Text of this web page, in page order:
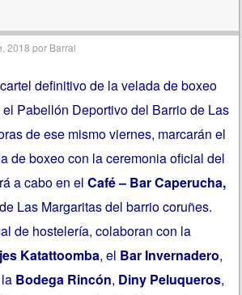
2018 por Barral
definitivo de la velada de boxeo
Pabellón Deportivo del Barrio de Las
de ese mismo viernes, marcarán el
de boxeo con la ceremonia oficial del
a cabo en elCafé – Bar Caperucha,
Las Margaritas del barrio coruñes.
de hostelería, colaboran con la
Katattoomba, el Bar Invernadero,
Bodega Rincón, Diny Peluqueros,